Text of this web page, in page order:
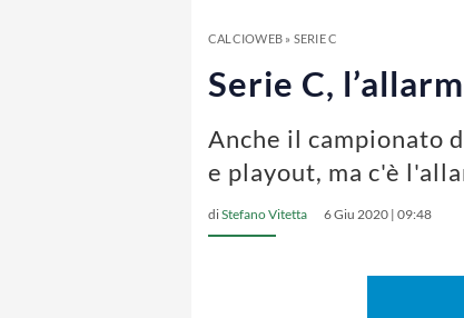
CALCIOWEB» SERIE C
Serie C,
Anche il campionato
e playout, ma c'è
diStefano Vitetta 6 Giu 2020 | 09:48